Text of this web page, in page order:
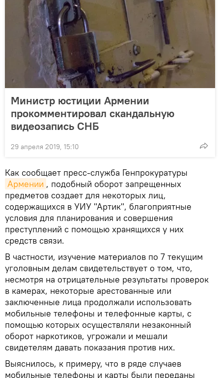
Министр юстиции Армении
прокомментировал скандальную
видеозапись СНБ
29 апреля 2019, 15:10
Как сообщает пресс-служба Генпрокуратуры
Армении , подобный оборот запрещенных
предметов создает для некоторых лиц,
содержащихся в УИУ "Артик", благоприятные
условия для планирования и совершения
преступлений с помощью хранящихся у них
средств связи.
В частности, изучение материалов по 7 текущим
уголовным делам свидетельствует о том, что,
несмотря на отрицательные результаты проверок
в камерах, некоторые арестованные или
заключенные лица продолжали использовать
мобильные телефоны и телефонные карты, с
помощью которых осуществляли незаконный
оборот наркотиков, угрожали и мешали
свидетелям давать показания против них.
Выяснилось, к примеру, что в ряде случаев
мобильные телефоны и карты были переданы